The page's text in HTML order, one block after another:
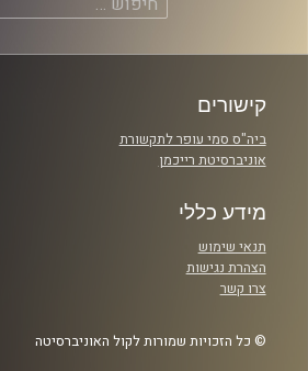
חיפוש:
קישורים
ביה"ס סמי עופר לתקשורת
אוניברסיטת רייכמן
מידע כללי
תנאי שימוש
הצהרת נגישות
צרו קשר
© כל הזכויות שמורות לקול האוניברסיטה